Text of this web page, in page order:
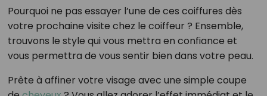
Pourquoi ne pas essayer l’une de ces coiffures dès
votre prochaine visite chez le coiffeur ? Ensemble,
trouvons le style qui vous mettra en confiance et
vous permettra de vous sentir bien dans votre peau.
Prête à affiner votre visage avec une simple coupe